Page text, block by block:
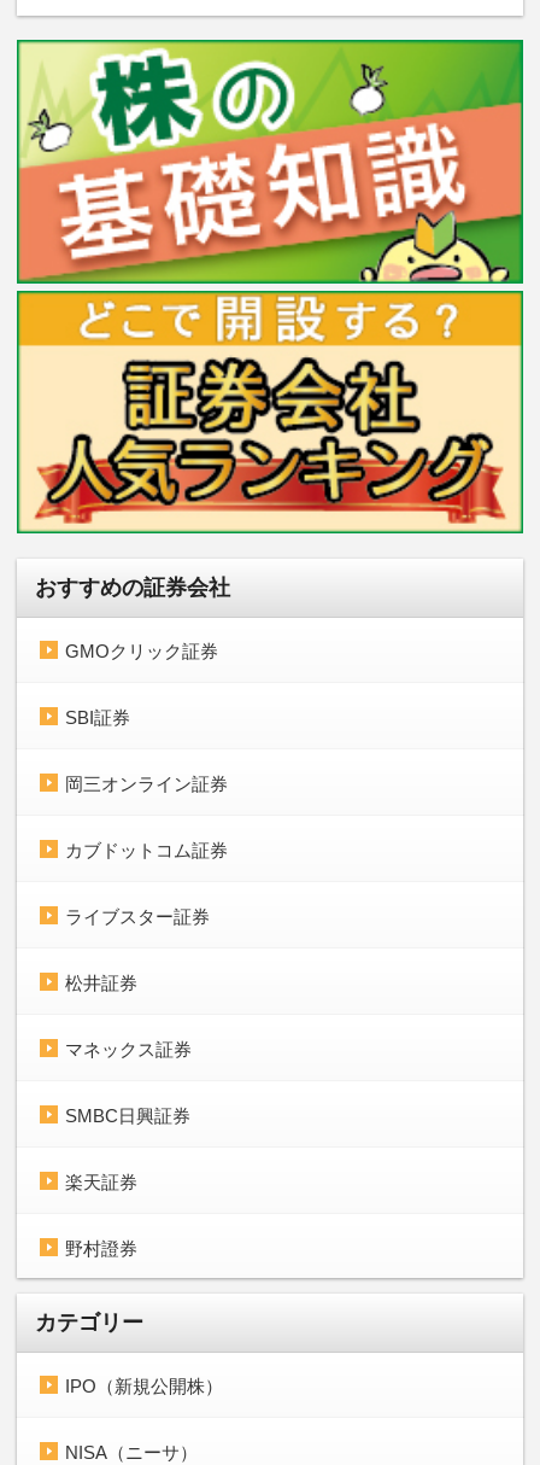
おすすめの証券会社
GMOクリック証券
SBI証券
岡三オンライン証券
カブドットコム証券
ライブスター証券
松井証券
マネックス証券
SMBC日興証券
楽天証券
野村證券
カテゴリー
IPO（新規公開株）
NISA（ニーサ）